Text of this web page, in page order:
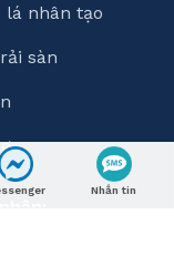
lá nhân tạo
sàn
Nhắn tin